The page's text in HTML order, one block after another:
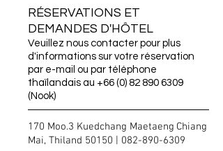
RÉSERVATIONS ET
DEMANDES D'HÔTEL
Veuillez nous contacter pour plus
d'informations sur votre réservation
par e-mail ou par téléphone
thaïlandais au +66 (0) 82 890 6309
(Nook)
170 Moo.3 Kuedchang Maetaeng Chiang
Mai, Thiland 50150 | 082-890-6309